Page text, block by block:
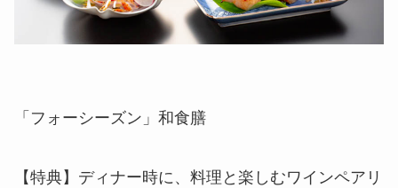
「フォーシーズン」和食膳
【特典】ディナー時に、料理と楽しむワインペアリ